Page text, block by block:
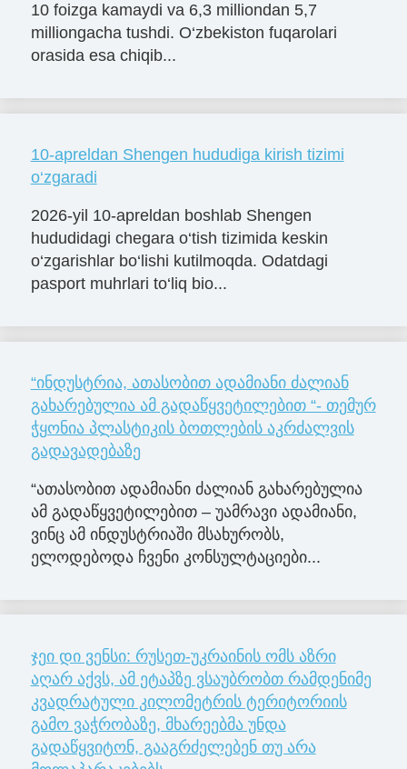
10 foizga kamaydi va 6,3 milliondan 5,7
milliongacha tushdi. O‘zbekiston fuqarolari
orasida esa chiqib...
10-apreldan Shengen hududiga kirish tizimi
o‘zgaradi
2026-yil 10-apreldan boshlab Shengen
hududidagi chegara o‘tish tizimida keskin
o‘zgarishlar bo‘lishi kutilmoqda. Odatdagi
pasport muhrlari to‘liq bio...
“ინდუსტრია, ათასობით ადამიანი ძალიან
გახარებულია ამ გადაწყვეტილებით “- თემურ
ჭყონია პლასტიკის ბოთლების აკრძალვის
გადავადებაზე
“ათასობით ადამიანი ძალიან გახარებულია
ამ გადაწყვეტილებით – უამრავი ადამიანი,
ვინც ამ ინდუსტრიაში მსახურობს,
ელოდებოდა ჩვენი კონსულტაციები...
ჯეი დი ვენსი: რუსეთ-უკრაინის ომს აზრი
აღარ აქვს, ამ ეტაპზე ვსაუბრობთ რამდენიმე
კვადრატული კილომეტრის ტერიტორიის
გამო ვაჭრობაზე, მხარეებმა უნდა
გადაწყვიტონ, გააგრძელებენ თუ არა